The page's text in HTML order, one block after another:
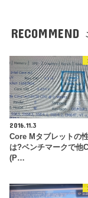
RECOMMEND
2016.11.3
Core Mタブレットの
は?ベンチマークで他
(P…